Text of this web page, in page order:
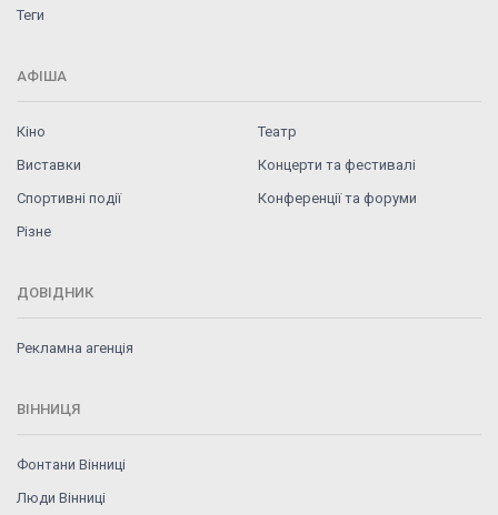
Теги
АФІША
Кіно
Театр
Виставки
Концерти та фестивалі
Спортивні події
Конференції та форуми
Різне
ДОВІДНИК
Рекламна агенція
ВІННИЦЯ
Фонтани Вінниці
Люди Вінниці